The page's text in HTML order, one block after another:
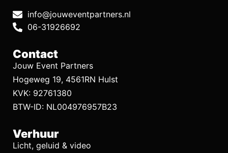
info@jouweventpartners.nl
06-31926692
Contact
Jouw Event Partners
Hogeweg 19, 4561RN Hulst
KVK: 92761380
BTW-ID: NL004976957B23
Verhuur
Licht, geluid & video